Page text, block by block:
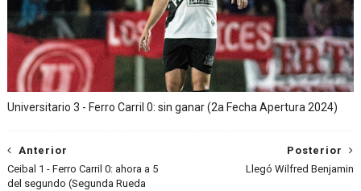
Universitario 3 - Ferro Carril 0: sin ganar (2a Fecha Apertura 2024)
Posterior
Llegó Wilfred Benjamin
Anterior
Ceibal 1 - Ferro Carril 0: ahora a 5
del segundo (Segunda Rueda